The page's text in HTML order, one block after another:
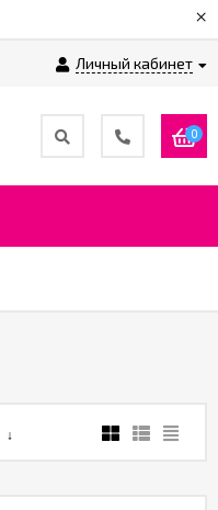
×
Личный кабинет
0